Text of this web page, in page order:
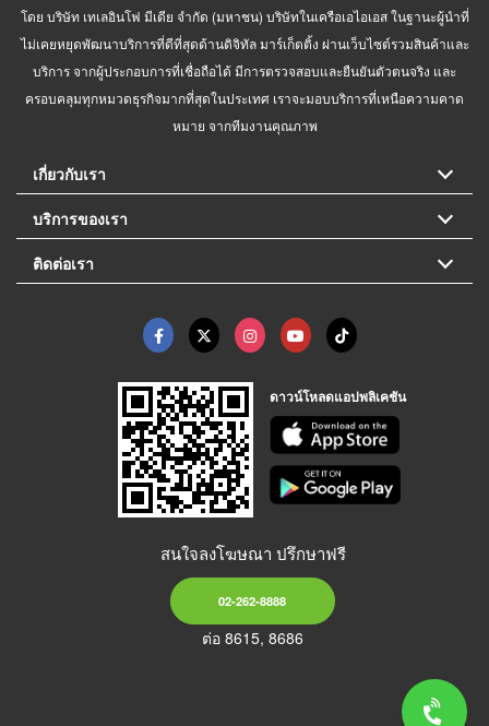
โดย บริษัท เทเลอินโฟ มีเดีย จำกัด (มหาชน) บริษัทในเครือเอไอเอส ในฐานะผู้นำที่
ไม่เคยหยุดพัฒนาบริการที่ดีที่สุดด้านดิจิทัล มาร์เก็ตติ้ง ผ่านเว็บไซต์รวมสินค้าและ
บริการ จากผู้ประกอบการที่เชื่อถือได้ มีการตรวจสอบและยืนยันตัวตนจริง และ
ครอบคลุมทุกหมวดธุรกิจมากที่สุดในประเทศ เราจะมอบบริการที่เหนือความคาด
หมาย จากทีมงานคุณภาพ
เกี่ยวกับเรา
บริการของเรา
ติดต่อเรา
ดาวน์โหลดแอปพลิเคชัน
สนใจลงโฆษณา ปรึกษาฟรี
02-262-8888
ต่อ 8615, 8686